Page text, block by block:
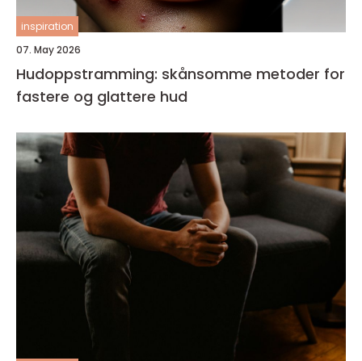
inspiration
07. May 2026
Hudoppstramming: skånsomme metoder for
fastere og glattere hud